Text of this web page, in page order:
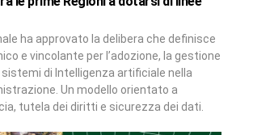
ha approvato la delibera che definisce
e vincolante per l’adozione, la gestione
sistemi di Intelligenza artificiale nella
Un modello orientato a
tutela dei diritti e sicurezza dei dati.